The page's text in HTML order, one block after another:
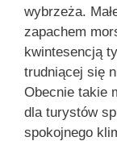
wybrzeża.
zapachem
kwintesencją
trudniącej się
Obecnie takie
dla turystów
spokojnego